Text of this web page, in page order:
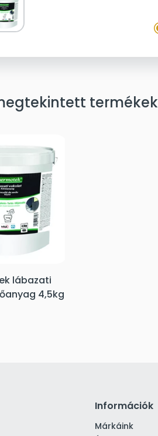
termékek
lábazati
4,5kg
Információk
Márkáink